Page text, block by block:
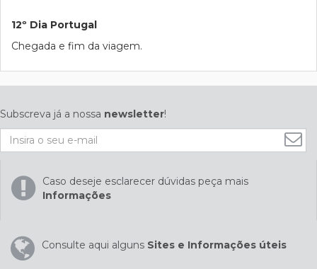
12º Dia Portugal
Chegada e fim da viagem.
Subscreva já a nossa newsletter!
Caso deseje esclarecer dúvidas peça mais
Informações
Consulte aqui alguns Sites e Informações úteis